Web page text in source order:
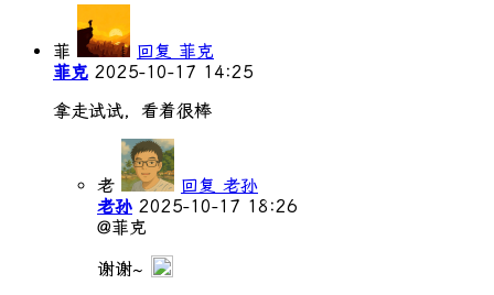
菲
回复 菲克
菲克 2025-10-17 14:25
拿走试试，看着很棒
老
回复 老孙
老孙 2025-10-17 18:26
@菲克
谢谢~